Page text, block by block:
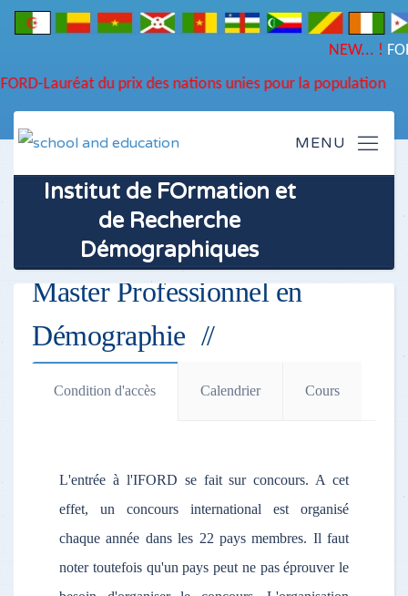
DU NOUVEAU - LES
Lauréat du prix des nations unies pour la population
Institut de FOrmation et
de Recherche
Démographiques
Master Professionnel en
Démographie
Condition d'accès Calendrier Cours
L'entrée à l'IFORD se fait sur concours. A cet
effet, un concours international est organisé
chaque année dans les 22 pays membres. Il faut
noter toutefois qu'un pays peut ne pas éprouver le